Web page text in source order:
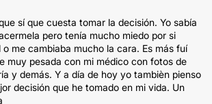
sí que cuesta tomar la decisión. Yo sabía
pero tenía mucho miedo por si
o me cambiaba mucho la cara. Es más fuí
muy pesada con mi médico con fotos de
y demás. Y a día de hoy yo tambièn pienso
decisión que he tomado en mi vida. Un